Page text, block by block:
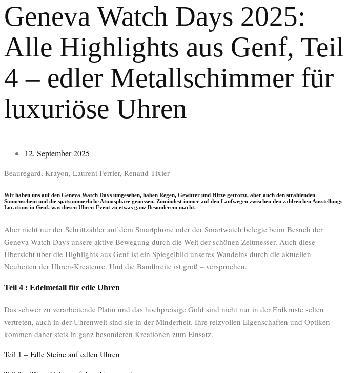
Geneva Watch Days 2025:
Alle Highlights aus Genf, Teil
4 – edler Metallschimmer für
luxuriöse Uhren
12. September 2025
Beauregard, Krayon, Laurent Ferrier, Renaud Tixier
Wir haben uns auf den Geneva Watch Days umgesehen, haben Regen, Gewitter und Hitze getrotzt, aber auch den strahlenden
Sonnenschein und die spätsommerliche Atmosphäre genossen. Zumindest immer auf den Laufwegen zwischen den zahlreichen Ausstellungs-
Locations in Genf, was diesen Uhren-Event zu etwas ganz Besonderem macht.
Aber nicht nur der Schrittzähler auf dem Smartphone oder der Smartwatch belegte beim Besuch der
Geneva Watch Days unsere aktive Bewegung durch die Welt der schönen Zeitmesser. Auch diese
Übersicht über die Highlights aus Genf ist ein Spiegelbild unseres Wandelns durch die aktuellen
Neuheiten der Uhren-Kreateure. Und die Bandbreite ist groß – versprochen.
Teil 4 : Edelmetall für edle Uhren
Das schwer zu verarbeitende Platin und das hochpreisige Gold sind nicht nur in der Erdkruste selten
vertreten, auch in der Uhrenwelt sind sie in der Minderheit. Ihre reizvollen Eigenschaften und Optiken
kommen daher stets in ganz besonderen Kreationen zum Einsatz.
Teil 1 – Edle Steine auf edlen Uhren